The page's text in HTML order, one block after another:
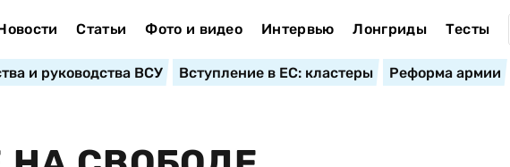
Статьи Фото и видео Интервью Лонгриды Тесты
и руководства ВСУ Вступление в ЕС: кластеры Реформа армии